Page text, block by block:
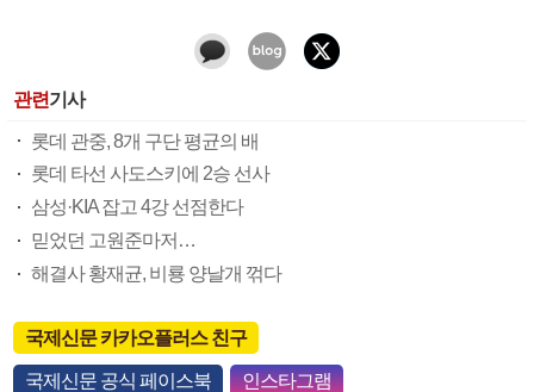
관련기사
롯데 관중, 8개 구단 평균의 배
롯데 타선 사도스키에 2승 선사
삼성·KIA 잡고 4강 선점한다
믿었던 고원준마저…
해결사 황재균, 비룡 양날개 꺾다
국제신문 카카오플러스 친구
국제신문 공식 페이스북 인스타그램